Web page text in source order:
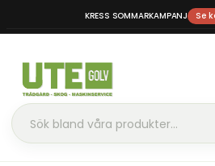
KRESS SOMMARKAMPANJ Se